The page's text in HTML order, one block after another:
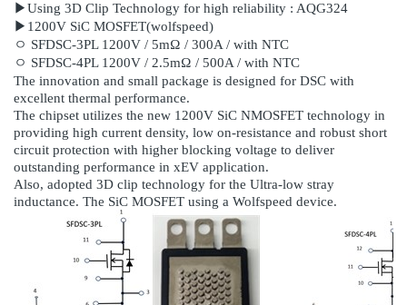
▶Using 3D Clip Technology for high reliability : AQG324
▶1200V SiC MOSFET(wolfspeed)
ㅇ SFDSC-3PL 1200V / 5mΩ / 300A / with NTC
ㅇ SFDSC-4PL 1200V / 2.5mΩ / 500A / with NTC
The innovation and small package is designed for DSC with
excellent thermal performance.
The chipset utilizes the new 1200V SiC NMOSFET technology in
providing high current density, low on-resistance and robust short
circuit protection with higher blocking voltage to deliver
outstanding performance in xEV application.
Also, adopted 3D clip technology for the Ultra-low stray
inductance. The SiC MOSFET using a Wolfspeed device.